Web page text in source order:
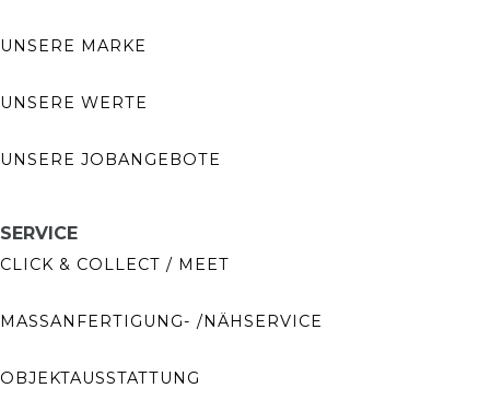
UNSERE MARKE
UNSERE WERTE
UNSERE JOBANGEBOTE
SERVICE
CLICK & COLLECT / MEET
MASSANFERTIGUNG- /NÄHSERVICE
OBJEKTAUSSTATTUNG